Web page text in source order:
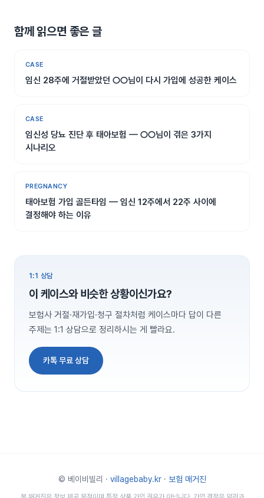
함께 읽으면 좋은 글
CASE
임신 28주에 거절받았던 ○○님이 다시 가입에 성공한 케이스
CASE
임신성 당뇨 진단 후 태아보험 — ○○님이 겪은 3가지
시나리오
PREGNANCY
태아보험 가입 골든타임 — 임신 12주에서 22주 사이에
결정해야 하는 이유
1:1 상담
이 케이스와 비슷한 상황이신가요?
보험사 거절·재가입·청구 절차처럼 케이스마다 답이 다른
주제는 1:1 상담으로 정리하시는 게 빨라요.
카톡 무료 상담
© 베이비빌리 · villagebaby.kr· 보험 매거진